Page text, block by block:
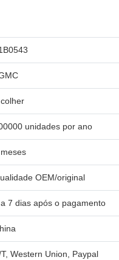
unidades por ano
OEM/original
7 dias após o pagamento
Western Union, Paypal